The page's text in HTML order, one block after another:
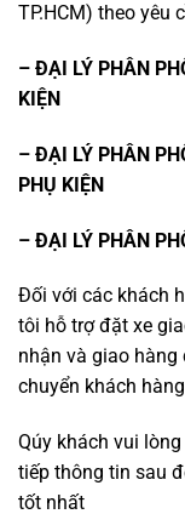
TP.HCM) theo yêu
– ĐẠI LÝ PHÂN
KIỆN
– ĐẠI LÝ PHÂN
PHỤ KIỆN
– ĐẠI LÝ PHÂN
Đối với các khách
tôi hỗ trợ đặt xe
nhận và giao hàng
chuyển khách
Qúy khách vui
tiếp thông tin sau
tốt nhất